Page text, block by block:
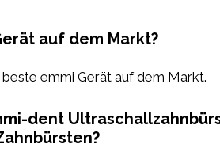
auf dem Markt?
beste emmi Gerät auf dem Markt.
dent